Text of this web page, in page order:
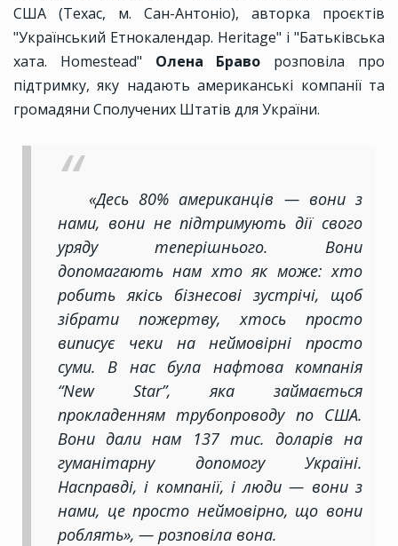
США (Техас, м. Сан-Антоніо), авторка проєктів
"Український Етнокалендар. Heritage" і "Батьківська
хата. Homestead" Олена Браво розповіла про
підтримку, яку надають американські компанії та
громадяни Сполучених Штатів для України.
«Десь 80% американців — вони з
нами, вони не підтримують дії свого
уряду теперішнього. Вони
допомагають нам хто як може: хто
робить якісь бізнесові зустрічі, щоб
зібрати пожертву, хтось просто
виписує чеки на неймовірні просто
суми. В нас була нафтова компанія
“New Star”, яка займається
прокладенням трубопроводу по США.
Вони дали нам 137 тис. доларів на
гуманітарну допомогу Україні.
Насправді, і компанії, і люди — вони з
нами, це просто неймовірно, що вони
роблять», — розповіла вона.